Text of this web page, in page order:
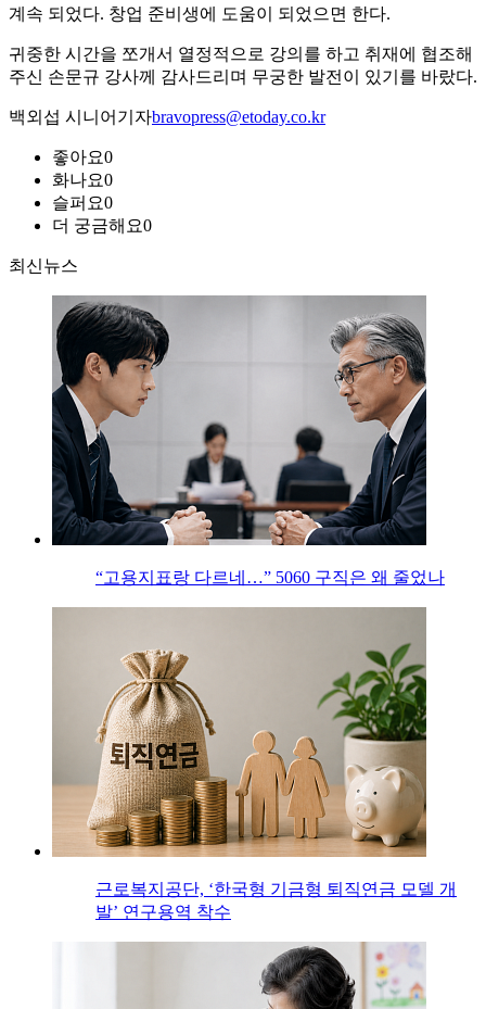
계속 되었다. 창업 준비생에 도움이 되었으면 한다.
귀중한 시간을 쪼개서 열정적으로 강의를 하고 취재에 협조해
주신 손문규 강사께 감사드리며 무궁한 발전이 있기를 바랐다.
백외섭 시니어기자bravopress@etoday.co.kr
좋아요0
화나요0
슬퍼요0
더 궁금해요0
최신뉴스
“고용지표랑 다르네…” 5060 구직은 왜 줄었나
근로복지공단, ‘한국형 기금형 퇴직연금 모델 개
발’ 연구용역 착수